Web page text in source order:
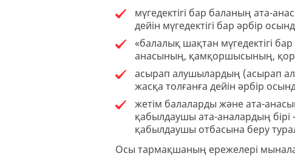
мүгедектігі бар баланың ата-
дейін мүгедектігі бар әрбір
«балалық шақтан мүгедектігі
анасының, қамқоршысының,
асырап алушылардың (асырап
жасқа толғанға дейін әрбір
жетім балаларды және ата-
қабылдаушы ата-аналардың
қабылдаушы отбасына беру
Осы тармақшаның ережелері